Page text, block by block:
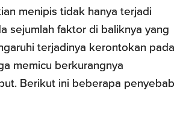
menipis tidak hanya terjadi
sejumlah faktor di baliknya yang
terjadinya kerontokan pada
memicu berkurangnya
Berikut ini beberapa penyebab